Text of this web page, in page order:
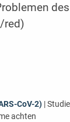
red)
CoV-2)|
achten